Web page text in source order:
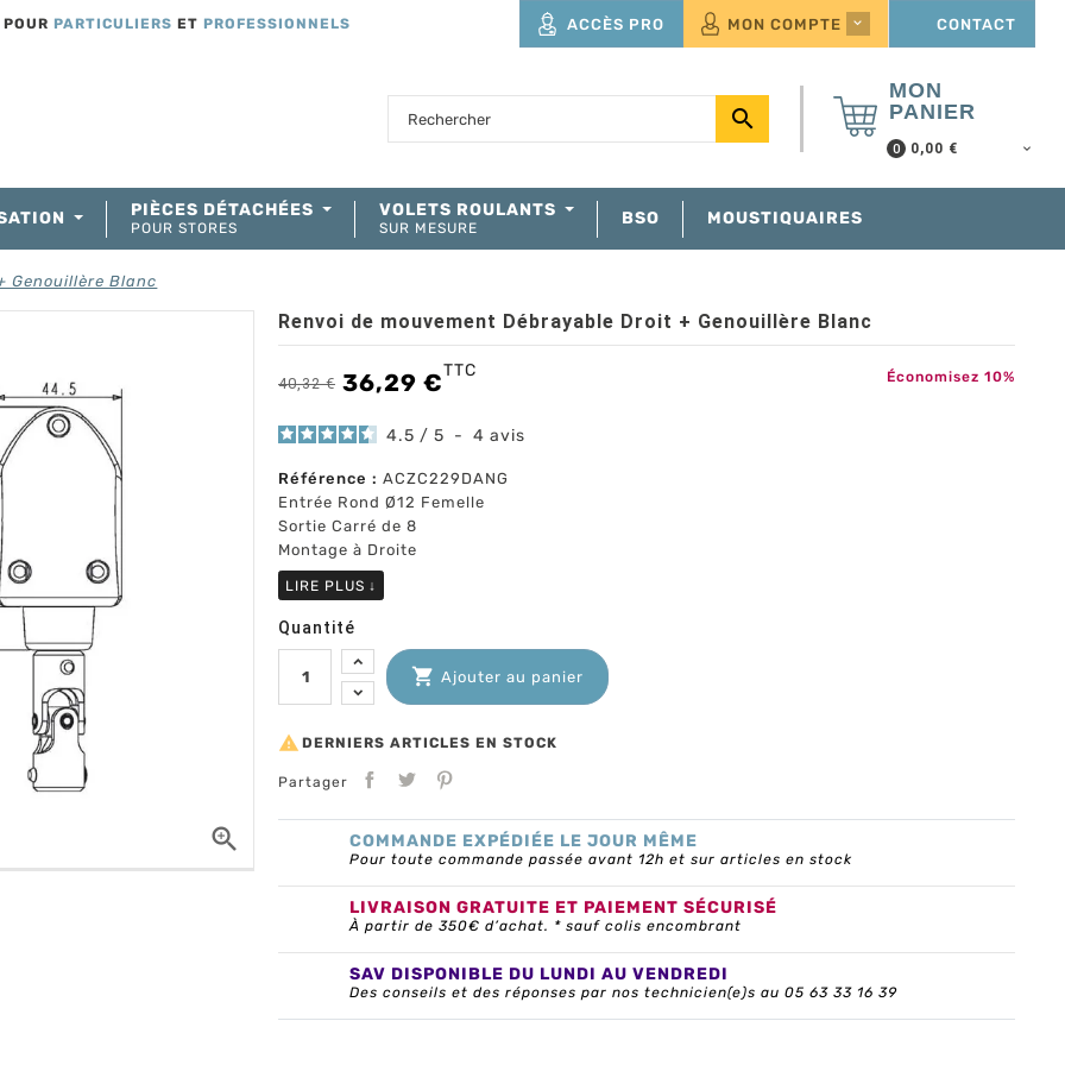
PARTICULIERS ET PROFESSIONNELS ACCÈS PRO MON COMPTE  CONTACT

MON
PANIER
0 0,00 €
PIÈCES DÉTACHÉES
POUR STORES
VOLETS ROULANTS
SUR MESURE BSO MOUSTIQUAIRES
Genouillère Blanc

Renvoi de mouvement Débrayable Droit + Genouillère Blanc
40,32 € 36,29 €TTC Économisez 10%
4.5 / 5 - 4 avis
Référence : ACZC229DANG
Entrée Rond Ø12 Femelle
Sortie Carré de 8
Montage à Droite
LIRE PLUS ↓
Quantité
 Ajouter au panier
 DERNIERS ARTICLES EN STOCK
Partager
COMMANDE EXPÉDIÉE LE JOUR MÊME
Pour toute commande passée avant 12h et sur articles en stock
LIVRAISON GRATUITE ET PAIEMENT SÉCURISÉ
À partir de 350€ d’achat. * sauf colis encombrant
SAV DISPONIBLE DU LUNDI AU VENDREDI
Des conseils et des réponses par nos technicien(e)s au 05 63 33 16 39